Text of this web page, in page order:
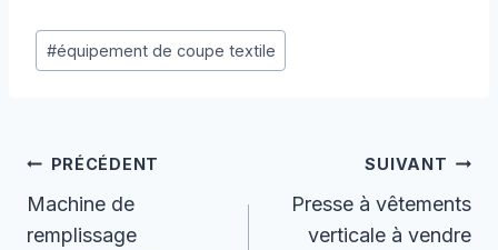
Étiquettes
de
#équipement de coupe textile
Navigation
De
PRÉCÉDENT
Machine de
remplissage
SUIVANT
Presse à vêtements
verticale à vendre